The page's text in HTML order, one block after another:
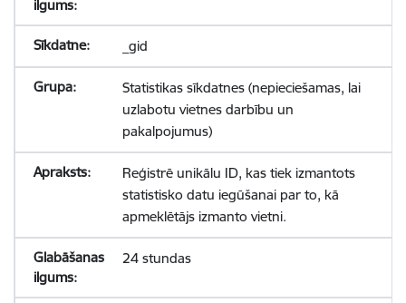
_gid
Statistikas sīkdatnes (nepieciešamas, lai
uzlabotu vietnes darbību un
pakalpojumus)
Reģistrē unikālu ID, kas tiek izmantots
statistisko datu iegūšanai par to, kā
apmeklētājs izmanto vietni.
24 stundas